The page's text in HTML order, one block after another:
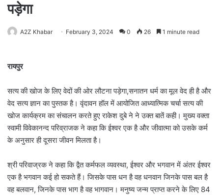
पड़ेगा
A2Z Khabar February 3, 2024 0 26 1 minute read
रायपुर
सत्य की खोज के लिए वेदों की ओर लौटना पड़ेगा,सनातन धर्म का मूल वेद ही है और
वेद सत्य ज्ञान का पुस्तक है। वृंदावन हॉल में आयोजित आध्यात्मिक चर्चा सत्य की
खोज कार्यक्रम का संचालन करते हुए राकेश दुबे ने ने उक्त बातें कही। मुख्य वक्ता
स्वामी विवेकानन्द परिव्राजक ने कहा कि ईश्वर एक है और जीवात्मा को उसके कर्म
के अनुसार ही दूसरा जीवन मिलता है।
श्री परिवाज्रक ने कहा कि द्वैत कर्मफल व्यवस्था, ईश्वर और भगवान में अंतर ईश्वर
एक है भगवान कई हो सकते हैं। जिसके पास धन है वह धनवान जिनके पास बल है
वह बलवान, जिनके पास भाग है वह भागवान। मनुष्य जन्म प्राप्त करने के लिए 84